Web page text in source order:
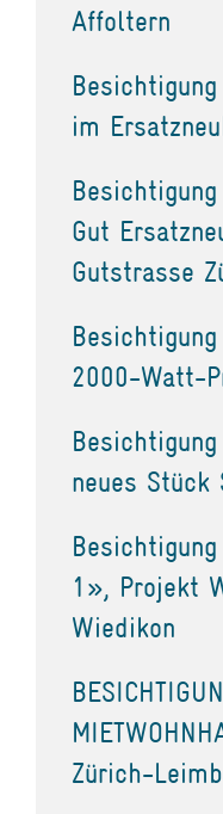
Affoltern
Besichtigung
im
Gut
Gutstrasse
2000-Watt-
neues Stück
1», Projekt
Wiedikon
Zürich-